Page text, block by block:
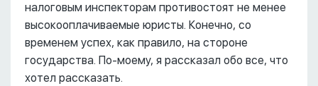
налоговым инспекторам противостоят не менее
высокооплачиваемые юристы. Конечно, со
временем успех, как правило, на стороне
государства. По-моему, я рассказал обо все, что
хотел рассказать.